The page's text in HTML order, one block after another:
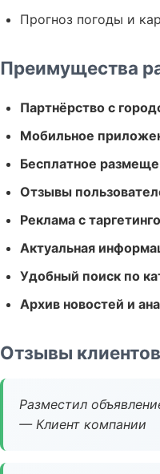
Прогноз погоды и
Преимущества
Партнёрство с
Мобильное
Бесплатное
Отзывы
Реклама с
Актуальная
Удобный поиск по
Архив новостей и
Отзывы клиентов
Разместил
— Клиент компании